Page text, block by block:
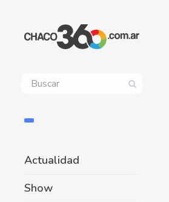
Actualidad
Show